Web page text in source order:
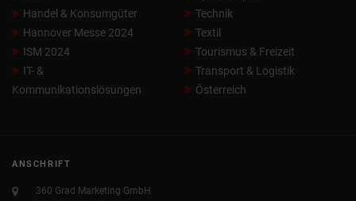
Handel & Konsumgüter
Hannover Messe 2024
ISM 2024
IT- &
Kommunikationslösungen
Technik
Textil
Tourismus & Freizeit
Transport & Logistik
Österreich
ANSCHRIFT
360 Grad Marketing GmbH